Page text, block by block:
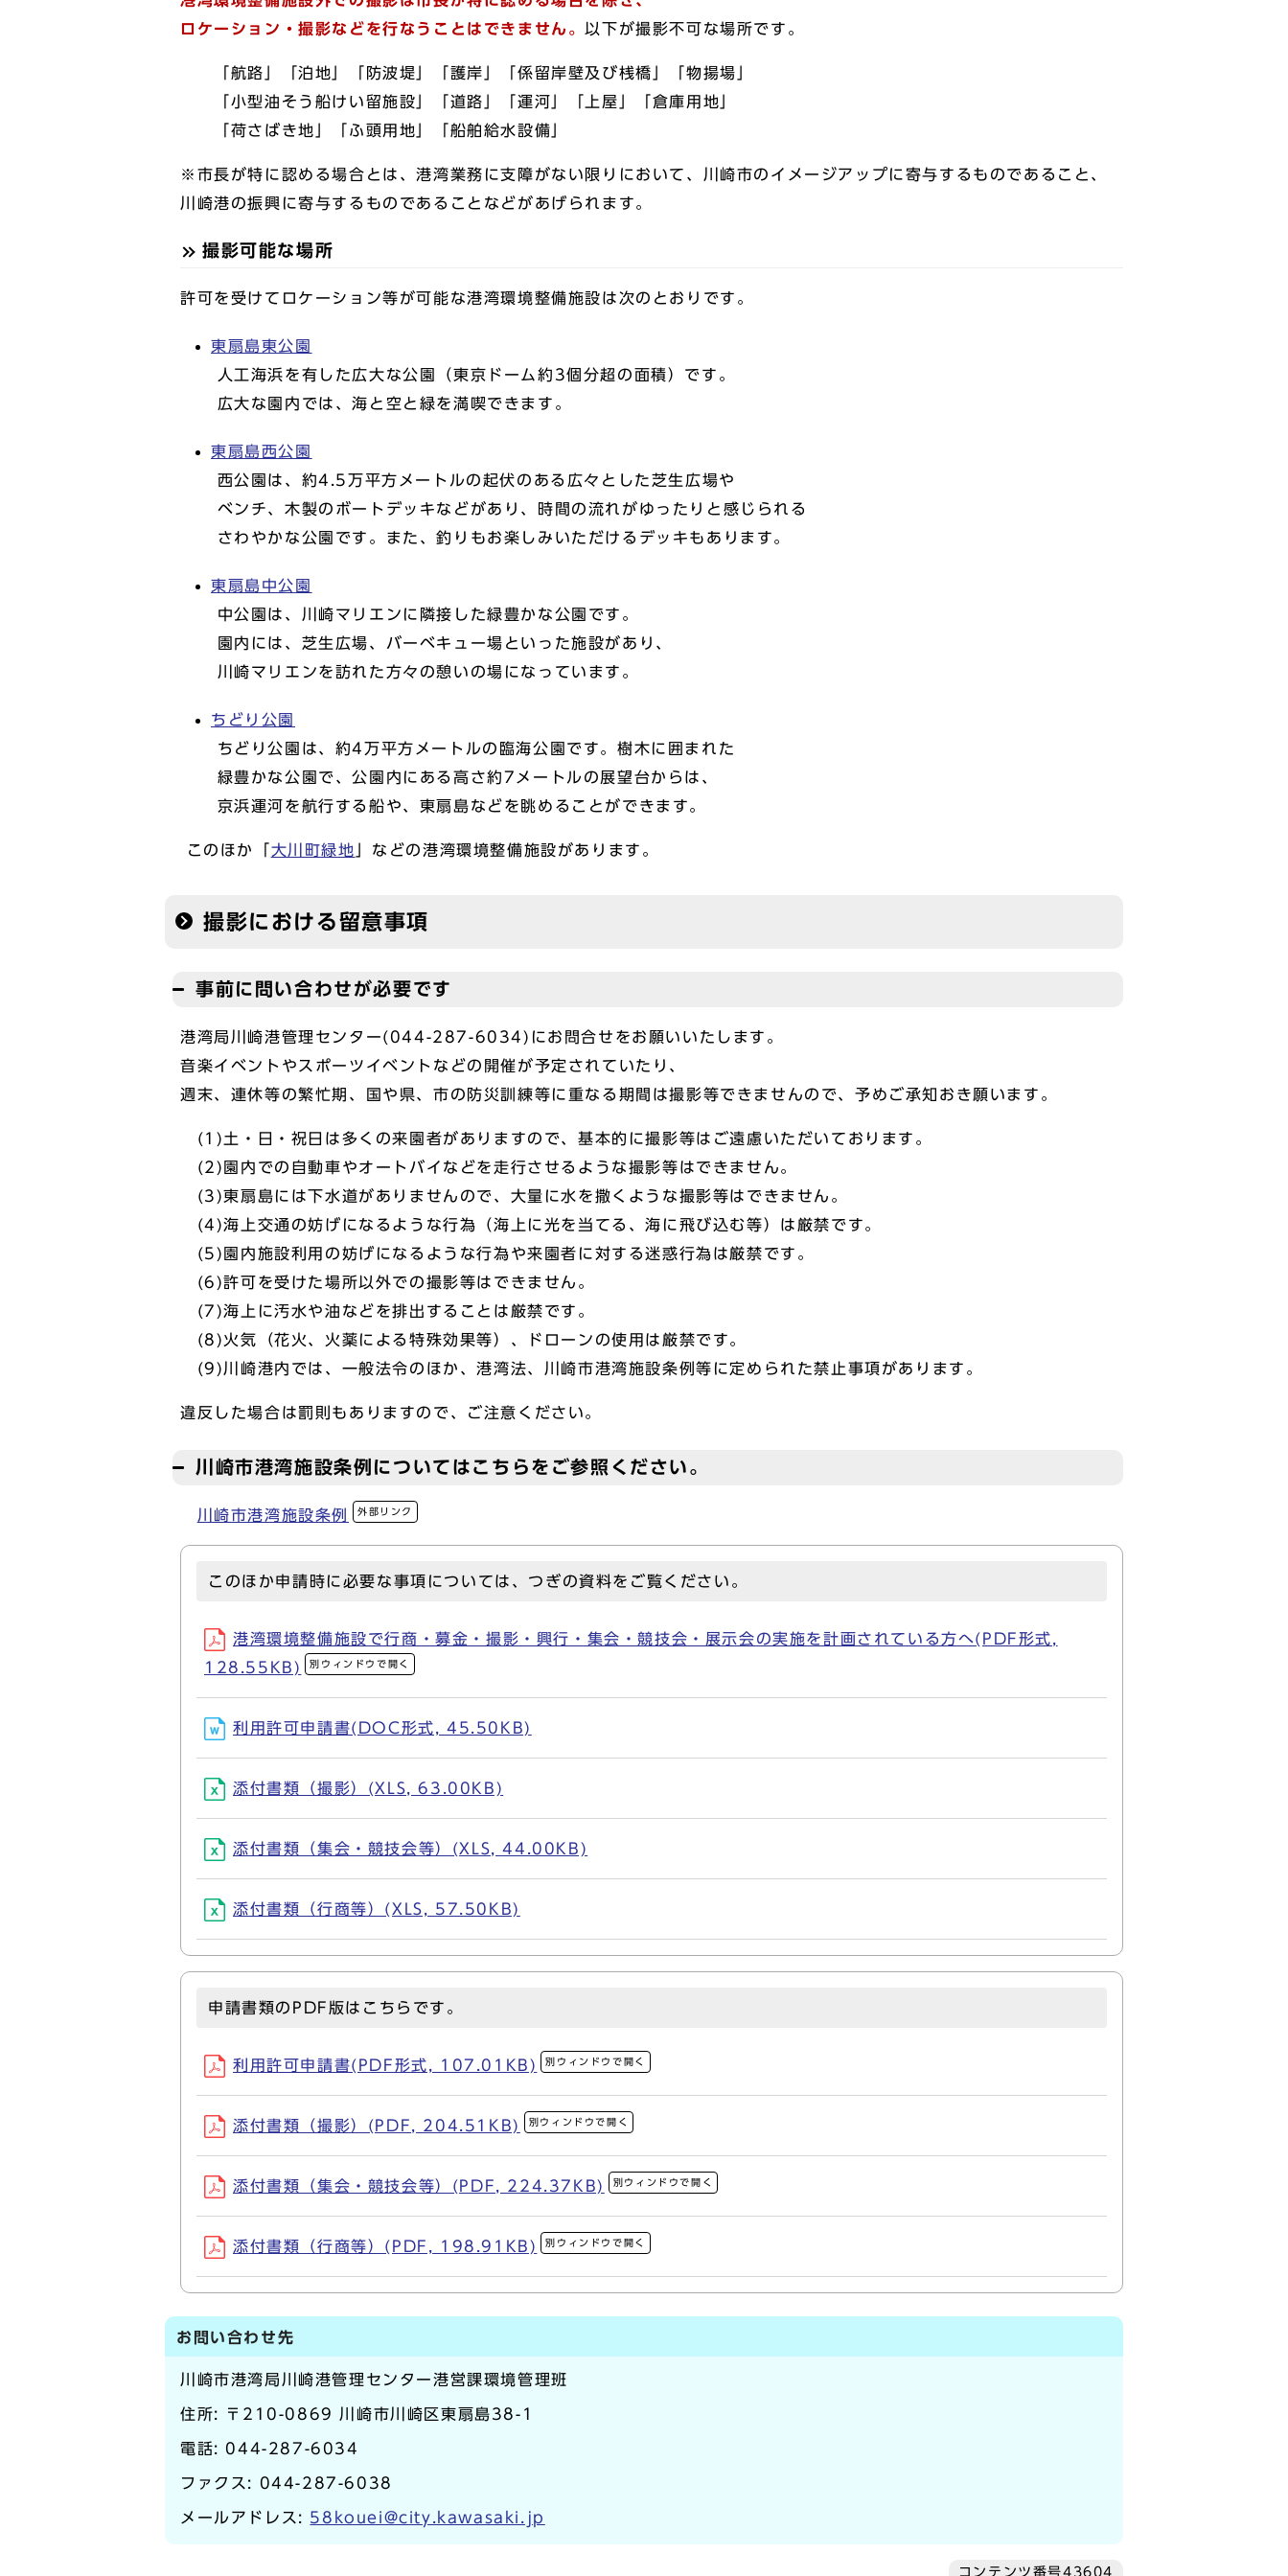
ロケーション・撮影などを行なうことはできません。
以下が撮影不可な場所です。
「航路」「泊地」「防波堤」「護岸」「係留岸壁及び桟橋」「物揚場」
「小型油そう船けい留施設」「道路」「運河」「上屋」「倉庫用地」
「荷さばき地」「ふ頭用地」「船舶給水設備」
※市長が特に認める場合とは、港湾業務に支障がない限りにおいて、川崎市のイメージアップに寄与するものであること、
川崎港の振興に寄与するものであることなどがあげられます。
撮影可能な場所
許可を受けてロケーション等が可能な港湾環境整備施設は次のとおりです。
東扇島東公園
人工海浜を有した広大な公園（東京ドーム約3個分超の面積）です。
広大な園内では、海と空と緑を満喫できます。
東扇島西公園
西公園は、約4.5万平方メートルの起伏のある広々とした芝生広場や
ベンチ、木製のボートデッキなどがあり、時間の流れがゆったりと感じられる
さわやかな公園です。また、釣りもお楽しみいただけるデッキもあります。
東扇島中公園
中公園は、川崎マリエンに隣接した緑豊かな公園です。
園内には、芝生広場、バーベキュー場といった施設があり、
川崎マリエンを訪れた方々の憩いの場になっています。
ちどり公園
ちどり公園は、約4万平方メートルの臨海公園です。樹木に囲まれた
緑豊かな公園で、公園内にある高さ約7メートルの展望台からは、
京浜運河を航行する船や、東扇島などを眺めることができます。
このほか「 大川町緑地 」などの港湾環境整備施設があります。
撮影における留意事項
事前に問い合わせが必要です
港湾局川崎港管理センター(044-287-6034)にお問合せをお願いいたします。
音楽イベントやスポーツイベントなどの開催が予定されていたり、
週末、連休等の繁忙期、国や県、市の防災訓練等に重なる期間は撮影等できませんので、予めご承知おき願います。
(1)土・日・祝日は多くの来園者がありますので、基本的に撮影等はご遠慮いただいております。
(2)園内での自動車やオートバイなどを走行させるような撮影等はできません。
(3)東扇島には下水道がありませんので、大量に水を撒くような撮影等はできません。
(4)海上交通の妨げになるような行為（海上に光を当てる、海に飛び込む等）は厳禁です。
(5)園内施設利用の妨げになるような行為や来園者に対する迷惑行為は厳禁です。
(6)許可を受けた場所以外での撮影等はできません。
(7)海上に汚水や油などを排出することは厳禁です。
(8)火気（花火、火薬による特殊効果等）、ドローンの使用は厳禁です。
(9)川崎港内では、一般法令のほか、港湾法、川崎市港湾施設条例等に定められた禁止事項があります。
違反した場合は罰則もありますので、ご注意ください。
川崎市港湾施設条例についてはこちらをご参照ください。
川崎市港湾施設条例 外部リンク
このほか申請時に必要な事項については、つぎの資料をご覧ください。
港湾環境整備施設で行商・募金・撮影・興行・集会・競技会・展示会の実施を計画されている方へ(PDF形式,
128.55KB)
別ウィンドウで開く
利用許可申請書(DOC形式, 45.50KB)
添付書類（撮影）(XLS, 63.00KB)
添付書類（集会・競技会等）(XLS, 44.00KB)
添付書類（行商等）(XLS, 57.50KB)
申請書類のPDF版はこちらです。
利用許可申請書(PDF形式, 107.01KB) 別ウィンドウで開く
添付書類（撮影）(PDF, 204.51KB) 別ウィンドウで開く
添付書類（集会・競技会等）(PDF, 224.37KB) 別ウィンドウで開く
添付書類（行商等）(PDF, 198.91KB) 別ウィンドウで開く
お問い合わせ先
川崎市港湾局川崎港管理センター港営課環境管理班
住所: 〒210-0869 川崎市川崎区東扇島38-1
電話: 044-287-6034
ファクス: 044-287-6038
メールアドレス: 58kouei@city.kawasaki.jp
コンテンツ番号43604